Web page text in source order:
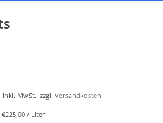
Inkl. MwSt. zzgl.Versandkosten
/ Liter